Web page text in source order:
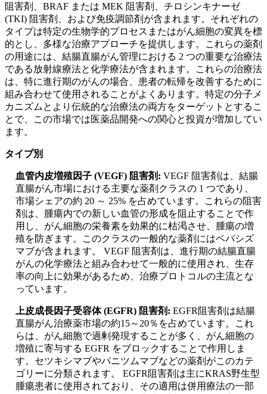
阻害剤、BRAF または MEK 阻害剤、チロシンキナーゼ
(TKI) 阻害剤、および免疫調節剤が含まれます。それぞれの
タイプは特定の生物学的プロセスまたはがん細胞の変異を標
的とし、多様な治療アプローチを提供します。これらの薬剤
の用途には、結腸直腸がん管理における 2 つの重要な治療法
である放射線療法と化学療法が含まれます。これらの治療法
は、特に進行期のがんの場合、患者の転帰を改善するために
組み合わせて使用​​されることがよくあります。特定の分子メ
カニズムとより伝統的な治療法の両方をターゲットとするこ
とで、この市場では医薬品開発への関心と投資が増加してい
ます。
タイプ別
血管内皮増殖因子 (VEGF) 阻害剤: VEGF 阻害剤は、結腸
直腸がん市場における主要な薬剤クラスの 1 つであり、
市場シェアの約 20 ～ 25% を占めています。これらの阻害
剤は、腫瘍内での新しい血管の形成を阻止することで作
用し、がん細胞の栄養素を効果的に枯渇させ、腫瘍の増
殖を防ぎます。このクラスの一般的な薬剤にはベバシズ
マブが含まれます。 VEGF 阻害剤は、進行期の結腸直腸
がんの化学療法と組み合わせて一般的に使用され、生存
率の向上に効果があるため、治療プロトコルの主流とな
っています。
上皮成長因子受容体 (EGFR) 阻害剤: EGFR阻害剤は結腸
直腸がん治療薬市場の約15～20％を占めています。これ
らは、がん細胞で過剰発現することが多く、がん細胞の
増殖に寄与する EGFR をブロックすることで作用しま
す。セツキシマブやパニツムマブなどの薬剤がこのカテ
ゴリーに分類されます。 EGFR阻害剤は主にKRAS野生型
腫瘍患者に使用されており、その適用は併用療法の一部